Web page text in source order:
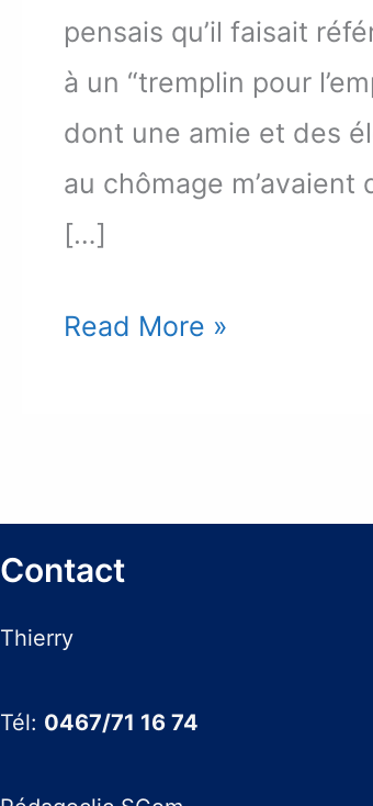
pensais qu’il faisait
à un “tremplin pour
dont une amie et des
au chômage m’avaient
[…]
Le
devenir
indépendant
en
au
Read More »
Contact
Thierry
Tél: 0467/71 16 74